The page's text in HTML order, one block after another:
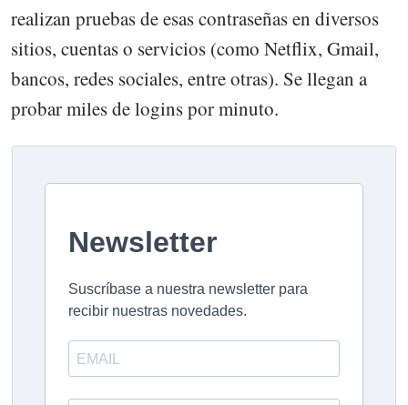
realizan pruebas de esas contraseñas en diversos
sitios, cuentas o servicios (como Netflix, Gmail,
bancos, redes sociales, entre otras). Se llegan a
probar miles de logins por minuto.